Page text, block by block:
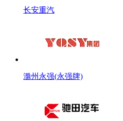
长安重汽
滁州永强(永强牌)